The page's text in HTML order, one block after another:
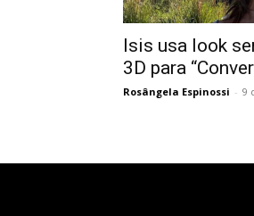
Isis usa look
3D para
Rosângela Espinossi - 9